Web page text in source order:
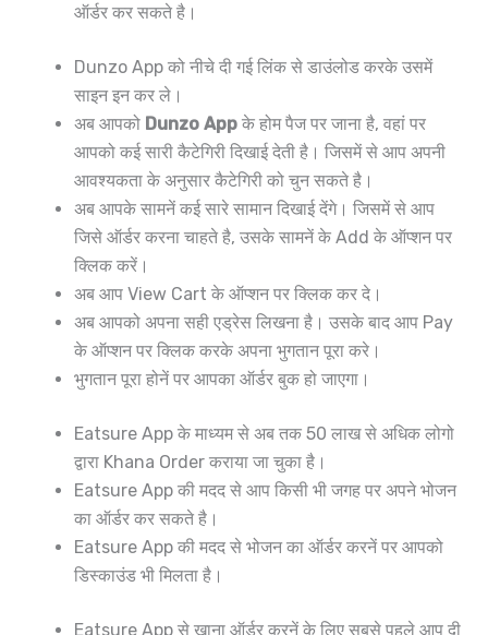
ऑर्डर कर सकते है।
Dunzo App को नीचे दी गई लिंक से डाउंलोड करके उसमें
साइन इन कर ले।
अब आपको Dunzo App के होम पैज पर जाना है, वहां पर
आपको कई सारी कैटेगिरी दिखाई देती है। जिसमें से आप अपनी
आवश्यकता के अनुसार कैटेगिरी को चुन सकते है।
अब आपके सामनें कई सारे सामान दिखाई देंगे। जिसमें से आप
जिसे ऑर्डर करना चाहते है, उसके सामनें के Add के ऑप्शन पर
क्लिक करें।
अब आप View Cart के ऑप्शन पर क्लिक कर दे।
अब आपको अपना सही एड्रेस लिखना है। उसके बाद आप Pay
के ऑप्शन पर क्लिक करके अपना भुगतान पूरा करे।
भुगतान पूरा होनें पर आपका ऑर्डर बुक हो जाएगा।
Eatsure App के माध्यम से अब तक 50 लाख से अधिक लोगो
द्वारा Khana Order कराया जा चुका है।
Eatsure App की मदद से आप किसी भी जगह पर अपने भोजन
का ऑर्डर कर सकते है।
Eatsure App की मदद से भोजन का ऑर्डर करनें पर आपको
डिस्काउंड भी मिलता है।
Eatsure App से खाना ऑर्डर करनें के लिए सबसे पहले आप दी